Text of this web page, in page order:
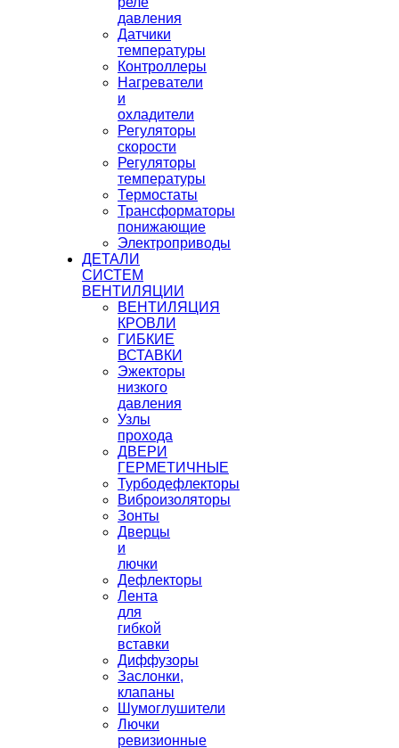
давления
Датчики
температуры
Контроллеры
Нагреватели
и
охладители
Регуляторы
скорости
Регуляторы
температуры
Термостаты
Трансформаторы
понижающие
Электроприводы
ДЕТАЛИ
СИСТЕМ
ВЕНТИЛЯЦИИ
ВЕНТИЛЯЦИЯ
КРОВЛИ
ГИБКИЕ
ВСТАВКИ
Эжекторы
низкого
давления
Узлы
прохода
ДВЕРИ
ГЕРМЕТИЧНЫЕ
Турбодефлекторы
Виброизоляторы
Зонты
Дверцы
и
лючки
Дефлекторы
Лента
для
гибкой
вставки
Диффузоры
Заслонки,
клапаны
Шумоглушители
Лючки
ревизионные